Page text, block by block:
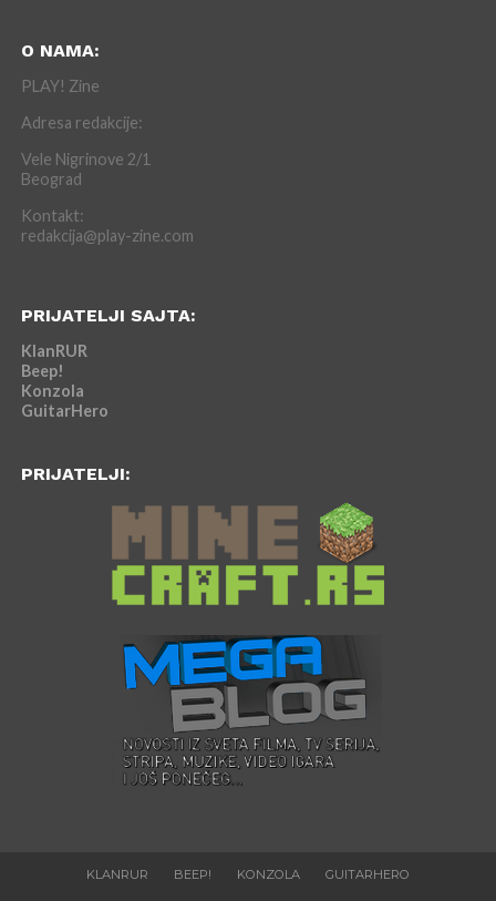
O NAMA:
PLAY! Zine
Adresa redakcije:
Vele Nigrinove 2/1
Beograd
Kontakt:
redakcija@play-zine.com
PRIJATELJI SAJTA:
KlanRUR
Beep!
Konzola
GuitarHero
PRIJATELJI:
KLANRUR BEEP! KONZOLA GUITARHERO